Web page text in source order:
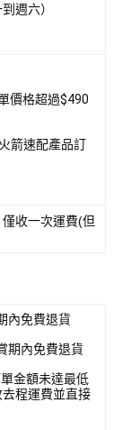
週六）
價格超過$490
箭速配產品訂
收一次運費(但
內免費退貨
期內免費退貨
金額未達最低
程運費並直接